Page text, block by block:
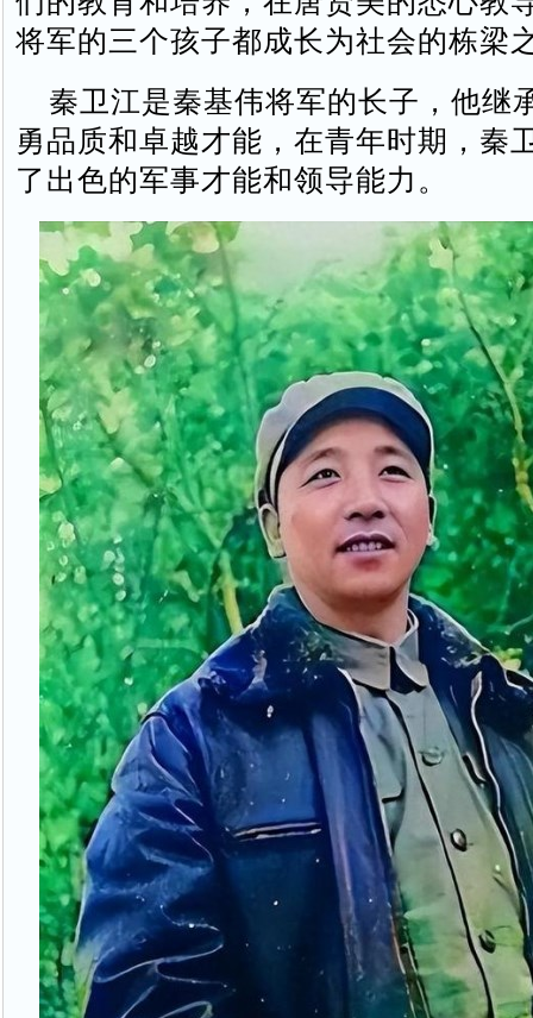
将军的三个孩子都成长为社会的栋梁
秦卫江是秦基伟将军的长子，他继
勇品质和卓越才能，在青年时期，秦
了出色的军事才能和领导能力。